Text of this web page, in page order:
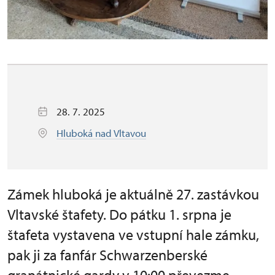
28. 7. 2025
Hluboká nad Vltavou
Zámek hluboká je aktuálně 27. zastávkou
Vltavské štafety. Do pátku 1. srpna je
štafeta vystavena ve vstupní hale zámku,
pak ji za fanfár Schwarzenberské